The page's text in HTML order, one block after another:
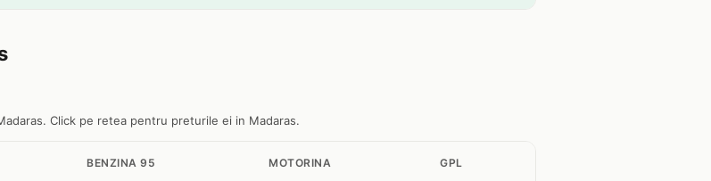
Click pe retea pentru preturile ei in Madaras.
BENZINA 95 MOTORINA GPL